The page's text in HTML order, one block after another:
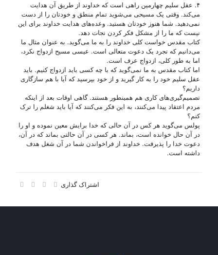
۴. عقل سلیم چهارمین راهی است که خداوند از طریق آن هدایت
می‌کند. وقتی یک مسیحی می‌شوید تمام منطق و خودتان را از دست
نمی‌دهید. شما هنوز خودتان هستید. وعده‌های هدایت خداوند برای این
نیست که ما را از مشکل فکر کردن نجات دهد.
کتاب مقدس خواست کلی خداوند را به ما می‌گوید. به عنوان مثال ما
می‌دانیم که تجرد یک دعوت متعالی است. عیسی مسیح ازدواج نکرد،
اما به طور کلی، ازدواج عرف است.
اما کتاب مقدس به ما نمی‌گوید که با چه کسی باید ازدواج کنیم. باید
عقل سلیم خود را به کار گیرید و از خود بپرسید که آیا با هم سازگاری
داریم؟
تصمیم‌گیری‌های کاری هم همینطور هستند. گاهی اوقات بعد از اینکه
مردم اعتقاد پیدا می‌کنند، به این فکر می‌کنند که آیا باید شغلم را ترک
کنم؟
پولس می‌گوید هر کس در آن حالی که خدا برایش معین نموده و او را
در آن حال خوانده است، بماند. هر کسی در آن حالتی بماند که در آن،
دعوت خدا را پذیرفت. خداوند از فراخواندن شما در آن شغل هدف
داشته است.
اشتراک گذاری